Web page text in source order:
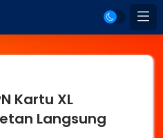
Kartu XL
Langsung